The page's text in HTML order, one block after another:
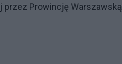
przez Prowincję Warszawską